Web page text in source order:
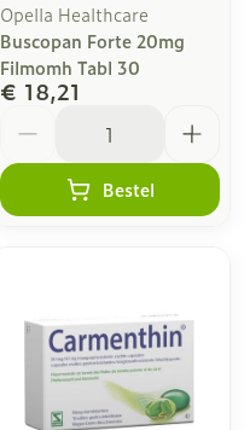
Opella Healthcare
Buscopan Forte 20mg
Filmomh Tabl 30
€ 18,21
Bestel